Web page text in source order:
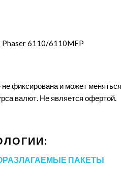
Phaser 6110/​6110MFP
фиксирована и может
валют. Не является офертой.
ПАКЕТЫ